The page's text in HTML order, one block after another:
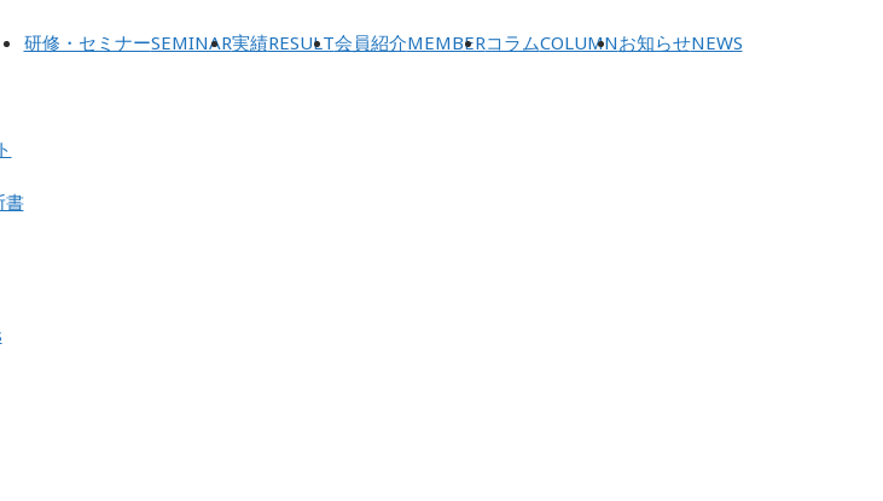
書
研修・セミナーSEMINAR実績RESULT会員紹介MEMBERコラムCOLUMNお知らせNEWS